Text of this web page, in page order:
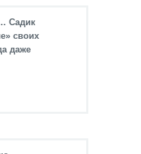
Садик
своих
даже